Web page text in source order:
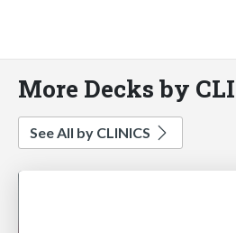
More Decks by
See All by CLINICS